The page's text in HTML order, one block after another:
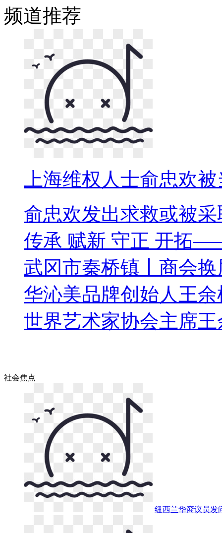
频道推荐
上海维权人士俞忠欢
俞忠欢发出求救或被
传承 赋新 守正 开拓
武冈市秦桥镇丨商会
华沁美品牌创始人王
世界艺术家协会主席
社会焦点
纽西兰华裔议员发